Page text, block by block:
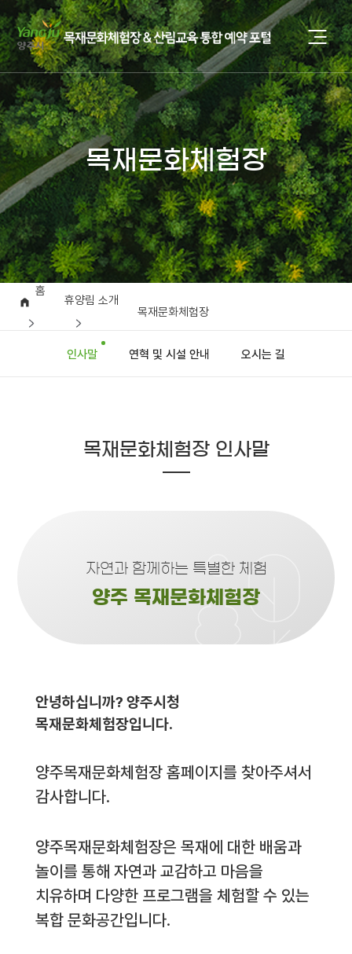
목재문화체험장
홈
휴양림 소개
목재문화체험장
인사말 연혁 및 시설 안내 오시는 길
목재문화체험장 인사말
자연과 함께하는 특별한 체험
양주 목재문화체험장
안녕하십니까? 양주시청
목재문화체험장입니다.
양주목재문화체험장 홈페이지를 찾아주셔서
감사합니다.
양주목재문화체험장은 목재에 대한 배움과
놀이를 통해 자연과 교감하고 마음을
치유하며 다양한 프로그램을 체험할 수 있는
복합 문화공간입니다.